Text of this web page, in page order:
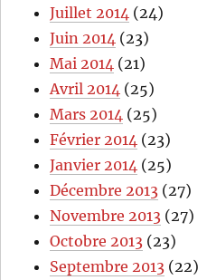
Juillet 2014 (24)
Juin 2014 (23)
Mai 2014 (21)
Avril 2014 (25)
Mars 2014 (25)
Février 2014 (23)
Janvier 2014 (25)
Décembre 2013 (27)
Novembre 2013 (27)
Octobre 2013 (23)
Septembre 2013 (22)